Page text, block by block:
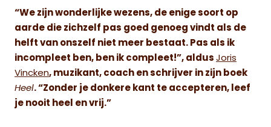
“We zijn wonderlijke wezens, de enige soort op
aarde die zichzelf pas goed genoeg vindt als de
helft van onszelf niet meer bestaat. Pas als ik
incompleet ben, ben ik compleet!”, aldus Joris
Vincken, muzikant, coach en schrijver in zijn boek
Heel. “Zonder je donkere kant te accepteren, leef
je nooit heel en vrij.”